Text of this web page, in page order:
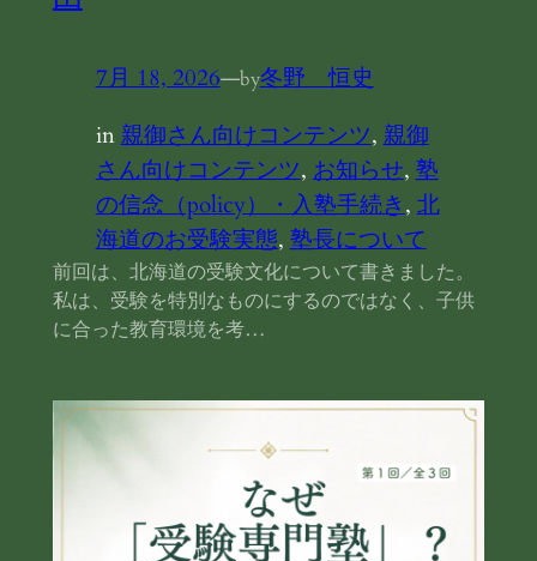
7月 18, 2026—by冬野 恒史
in親御さん向けコンテンツ, 親御
さん向けコンテンツ, お知らせ, 塾
の信念（policy）・入塾手続き, 北
海道のお受験実態, 塾長について
前回は、北海道の受験文化について書きました。
私は、受験を特別なものにするのではなく、子供
に合った教育環境を考…